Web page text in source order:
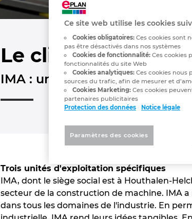
Le client le
IMA : un acteur majeur dans
Trois unités d'exploitation spécifiques
IMA, dont le siège social est à Houthalen-
secteur de la construction de machine. IMA
dans tous les domaines de l'industrie. En
Ce site web utilise les cookies
Cookies obligatoires: Ces cookies sont
pas être désactivés dans nos systèmes
Cookies de fonctionnalité: Ces cookies
fonctionnalités du site Web
Cookies analytiques: Ces cookies
sources du trafic, afin de mesurer et
Cookies Marketing: Ces cookies
partenaires publicitaires
Protection des données
Notice légale
Paramètres des cookies